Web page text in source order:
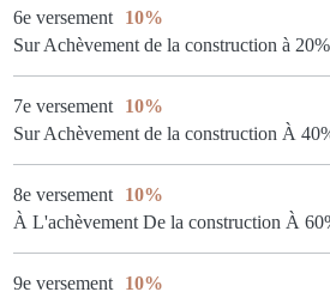
6e versement
10%
Sur Achèvement de la construction à
7e versement
10%
Sur Achèvement de la construction À
8e versement
10%
À L'achèvement De la construction À
9e versement
10%